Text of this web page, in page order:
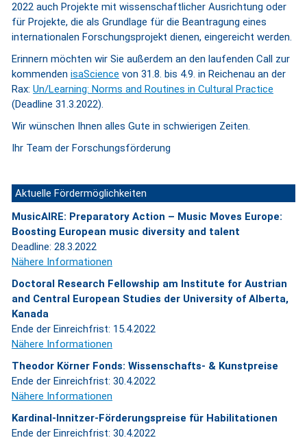
2022 auch Projekte mit wissenschaftlicher Ausrichtung oder
für Projekte, die als Grundlage für die Beantragung eines
internationalen Forschungsprojekt dienen, eingereicht werden.
Erinnern möchten wir Sie außerdem an den laufenden Call zur
kommenden isaScience von 31.8. bis 4.9. in Reichenau an der
Rax: Un/Learning: Norms and Routines in Cultural Practice
(Deadline 31.3.2022).
Wir wünschen Ihnen alles Gute in schwierigen Zeiten.
Ihr Team der Forschungsförderung
Aktuelle Fördermöglichkeiten
MusicAIRE: Preparatory Action – Music Moves Europe:
Boosting European music diversity and talent
Deadline: 28.3.2022
Nähere Informationen
Doctoral Research Fellowship am Institute for Austrian
and Central European Studies der University of Alberta,
Kanada
Ende der Einreichfrist: 15.4.2022
Nähere Informationen
Theodor Körner Fonds: Wissenschafts- & Kunstpreise
Ende der Einreichfrist: 30.4.2022
Nähere Informationen
Kardinal-Innitzer-Förderungspreise für Habilitationen
Ende der Einreichfrist: 30.4.2022